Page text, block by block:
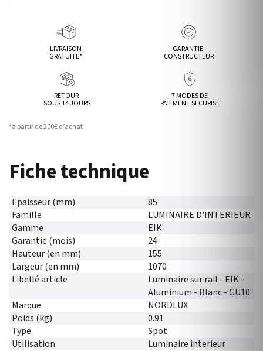
LIVRAISON
GRATUITE*
GARANTIE
CONSTRUCTEUR
RETOUR
SOUS 14 JOURS
7 MODES DE
PAIEMENT SÉCURISÉ
*à partir de 200€ d’achat
Fiche technique
Epaisseur (mm)
85
Famille
LUMINAIRE D'INTERIEUR
Gamme
EIK
Garantie (mois)
24
Hauteur (en mm)
155
Largeur (en mm)
1070
Libellé article
Luminaire sur rail - EIK -
Aluminium - Blanc - GU10
Marque
NORDLUX
Poids (kg)
0.91
Type
Spot
Utilisation
Luminaire interieur